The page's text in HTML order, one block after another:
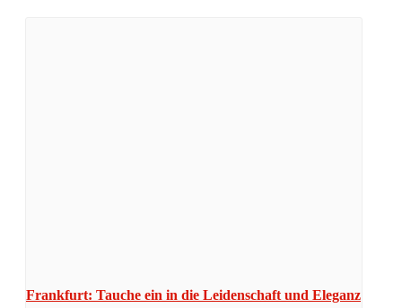
Frankfurt: Tauche ein in die Leidenschaft und Eleganz